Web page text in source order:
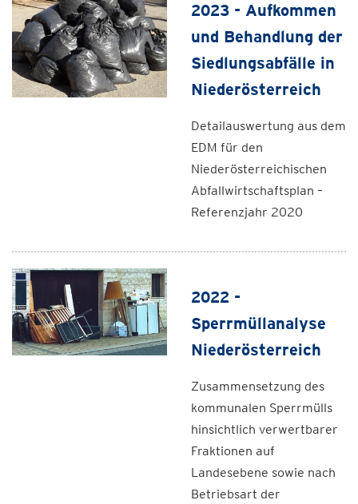
2023 - Aufkommen
und Behandlung der
Siedlungsabfälle in
Niederösterreich
Detailauswertung aus dem
EDM für den
Niederösterreichischen
Abfallwirtschaftsplan –
Referenzjahr 2020
2022 -
Sperrmüllanalyse
Niederösterreich
Zusammensetzung des
kommunalen Sperrmülls
hinsichtlich verwertbarer
Fraktionen auf
Landesebene sowie nach
Betriebsart der